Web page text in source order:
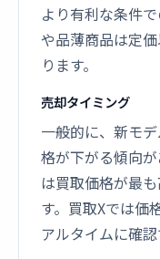
より有利な条件
や品薄商品は定
ります。
売却タイミング
一般的に、新モ
格が下がる傾向
は買取価格が最
す。買取Xでは価
アルタイムに確認